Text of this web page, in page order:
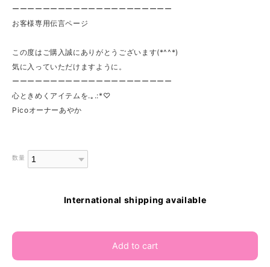
ーーーーーーーーーーーーーーーーーーーーー
お客様専用伝言ページ
この度はご購入誠にありがとうございます(*^^*)
気に入っていただけますように。
ーーーーーーーーーーーーーーーーーーーーー
心ときめくアイテムを.｡.:*♡
Picoオーナーあやか
数量
International shipping available
Add to cart